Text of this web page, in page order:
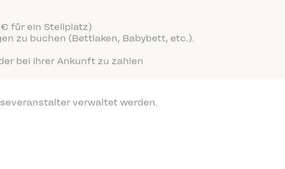
für ein Stellplatz)
zu buchen (Bettlaken, Babybett, etc.).
bei Ihrer Ankunft zu zahlen
verwaltet werden.